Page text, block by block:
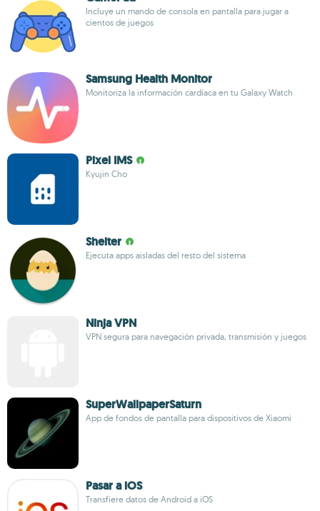
Incluye un mando de consola en pantalla para jugar a
cientos de juegos
Samsung Health Monitor
Monitoriza la información cardíaca en tu Galaxy Watch
Pixel IMS
Kyujin Cho
Shelter
Ejecuta apps aisladas del resto del sistema
Ninja VPN
VPN segura para navegación privada, transmisión y juegos
SuperWallpaperSaturn
App de fondos de pantalla para dispositivos de Xiaomi
Pasar a iOS
Transfiere datos de Android a iOS